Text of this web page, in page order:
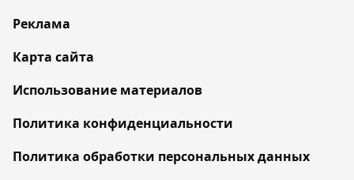
Реклама
Карта сайта
Использование материалов
Политика конфиденциальности
Политика обработки персональных данных